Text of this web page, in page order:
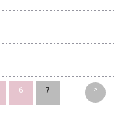
6 7 >